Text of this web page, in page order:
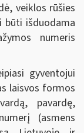
veiklos rūšies
būti išduodama
numeris
gyventojui
laisvos formos
pavardę,
(asmens